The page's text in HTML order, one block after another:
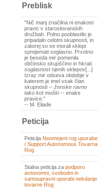
Preblisk
"Nič manj značilna ni enakost
pravic v staroslovanskih
družbah. Polno pooblastilo je
pripadalo celotni skupnosti, in
zatorej so se morali sklepi
sprejemati soglasno. Prvotno
je beseda mir pomenila
občinsko skupščino in hkrati
soglasnostnjenih sklepov[...]
Izraz mir odseva obdobje v
katerem je imel vsak član
skupnosti -- ženske ravno
tako kot moški-- enake
pravice."
-- M. Eliade
Peticija
Peticija Neomejeni rog uporabe
/ Support Autonomous Tovarna
Rog
Stalna peticija za podporo
avtonomni, svobodni in
samoupravni uporabi nekdanje
tovarne Rog